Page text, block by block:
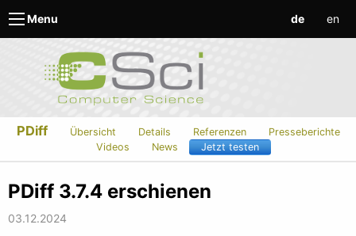
Menu de en
PDiff Übersicht Details Referenzen
Presseberichte
Videos
News Jetzt testen
PDiff 3.7.4 erschienen
03.12.2024